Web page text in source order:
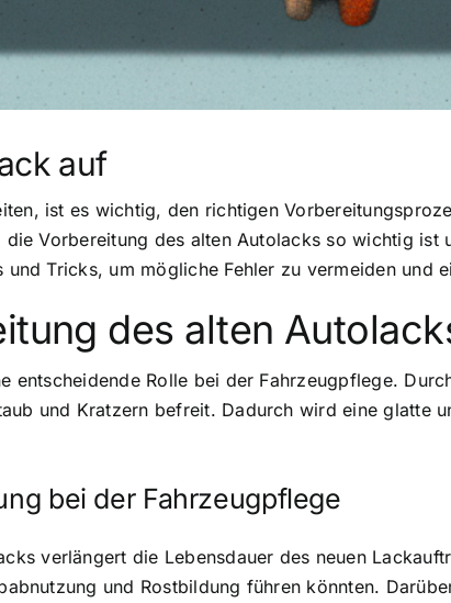
auf
ist es wichtig, den richtigen
Vorbereitung des alten Autolacks so wichtig
Tricks, um mögliche Fehler zu vermeiden und
des alten
entscheidende Rolle bei der Fahrzeugpflege.
und Kratzern befreit. Dadurch wird eine glatte
bei der Fahrzeugpflege
verlängert die Lebensdauer des neuen
und Rostbildung führen könnten.